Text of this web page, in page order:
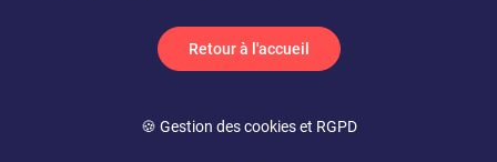
Retour à l'accueil
🍪 Gestion des cookies et RGPD